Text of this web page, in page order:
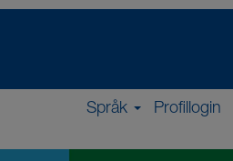
Språk Profillogin